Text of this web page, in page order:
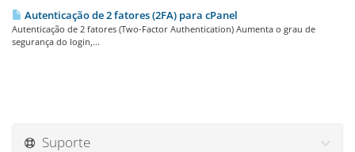
Autenticação de 2 fatores (2FA) para cPanel
Autenticação de 2 fatores (Two-Factor Authentication) Aumenta o grau de
segurança do login,...
Suporte